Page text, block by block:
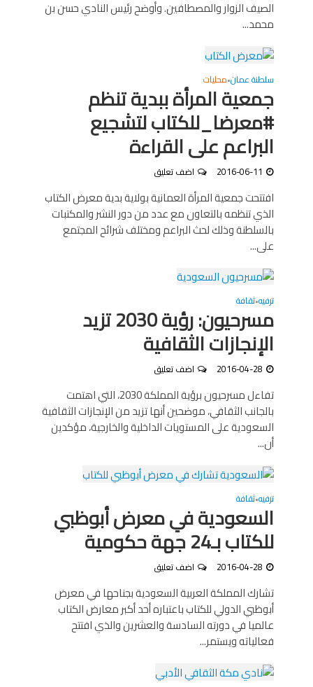
الصيف الزوار والمصطافين. وأوضح رئيس النادي حسن بن
محمد...
سلطنة عمان•محليات
جمعية المرأة ببدية تنظم
#معرضا_للكتاب لتشجيع
البراعم على القراءة
2016-06-11 اضف تعليق
افتتحت جمعية المرأة العمانية بولاية بدية معرض الكتاب
الذي تنظمه بالتعاون مع عدد من دور النشر والمكتبات
بالسلطنة وذلك لحث البراعم ومختلف شرائح المجتمع
على...
ترفيه•ثقافة
مسرحيون: رؤية 2030 تزيد
الإنجازات الثقافية
2016-04-28 اضف تعليق
تفاءل مسرحيون برؤية المملكة 2030، التي اهتمت
بالجانب الثقافي، موضحين أنها تزيد من الإنجازات الثقافية
السعودية على المستويات الداخلية والخارجية، مؤكدين
أن...
ترفيه•ثقافة
السعودية في معرض أبوظبي
للكتاب بـ24 جهة حكومية
2016-04-28 اضف تعليق
تشارك المملكة العربية السعودية بجناحها في معرض
أبوظبي الدولي للكتاب باعتباره أحد أكبر معارض الكتاب
عالميا في دورته السادسة والعشرين والذي افتتح
فعالياته ويستمر...